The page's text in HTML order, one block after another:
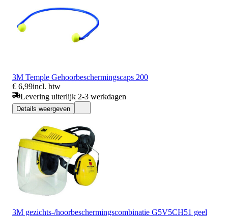
3M Temple Gehoorbeschermingscaps 200
€ 6,99incl. btw
Levering uiterlijk 2-3 werkdagen
Details weergeven
3M gezichts-/hoorbeschermingscombinatie G5V5CH51 geel